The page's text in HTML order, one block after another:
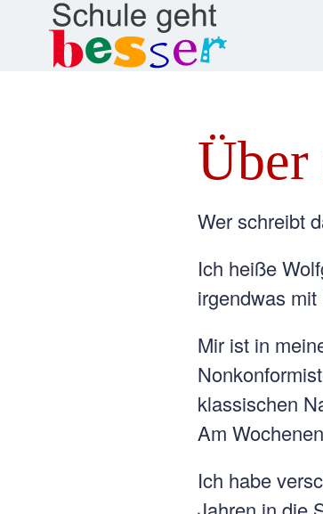
Über
Wer schreibt
Ich heiße
irgendwas
Mir ist in
klassischen
Am
Ich habe